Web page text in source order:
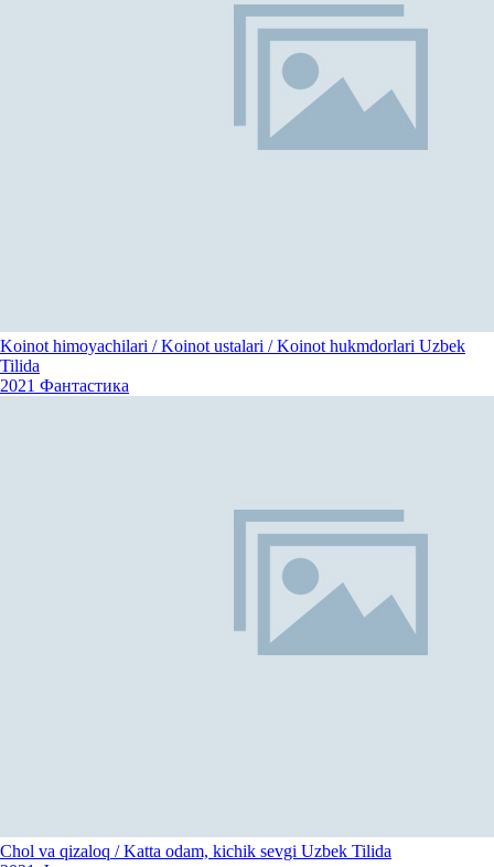
Koinot himoyachilari / Koinot ustalari / Koinot hukmdorlari Uzbek
Tilida
2021 Фантастика
Chol va qizaloq / Katta odam, kichik sevgi Uzbek Tilida